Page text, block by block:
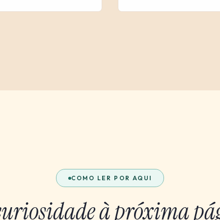
COMO LER POR AQUI
à próxima